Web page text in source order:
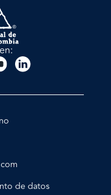
de datos